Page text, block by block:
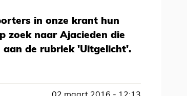
in onze krant hun
zoek naar Ajacieden die
aan de rubriek 'Uitgelicht'.